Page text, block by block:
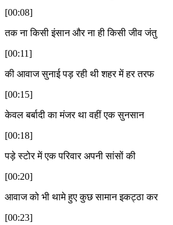
[00:08]
तक ना किसी इंसान और ना ही किसी जीव जंतु
[00:11]
की आवाज सुनाई पड़ रही थी शहर में हर तरफ
[00:15]
केवल बर्बादी का मंजर था वहीं एक सुनसान
[00:18]
पड़े स्टोर में एक परिवार अपनी सांसों की
[00:20]
आवाज को भी थामे हुए कुछ सामान इकट्ठा कर
[00:23]